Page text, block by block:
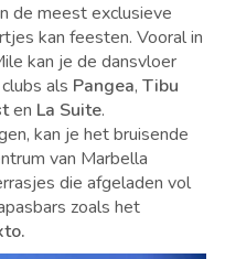
de meest exclusieve
kan feesten. Vooral in
kan je de dansvloer
als Pangea, Tibu
en La Suite.
kan je het bruisende
van Marbella
die afgeladen vol
zoals het